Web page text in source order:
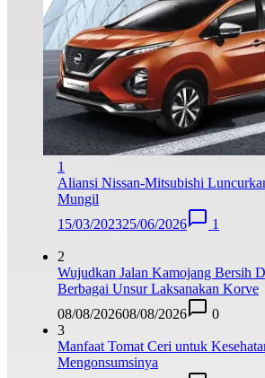
1
Aliansi Nissan-Mitsubishi
Mungil
15/03/202325/06/2026 1
2
Wujudkan Jalan Kamojang Bersih
Berbagai Unsur Laksanakan Korve
08/08/202608/08/2026
0
3
Manfaat Tomat Ceri untuk
Mengonsumsinya